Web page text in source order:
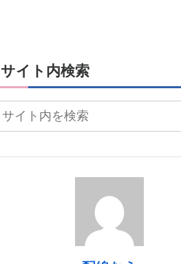
サイト内検索